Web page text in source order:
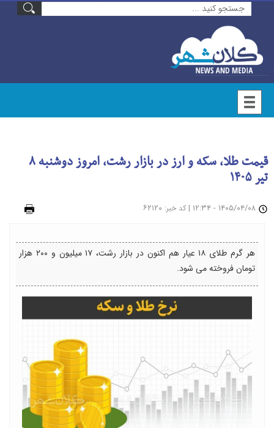
قیمت طلا، سکه و ارز در بازار رشت، امروز دوشنبه ۸
تیر ۱۴۰۵
| کد خبر: ۶۲۱۲۰
هر گرم طلای ۱۸ عیار هم اکنون در بازار رشت، ۱۷ میلیون و ۲۰۰ هزار
تومان فروخته می شود.